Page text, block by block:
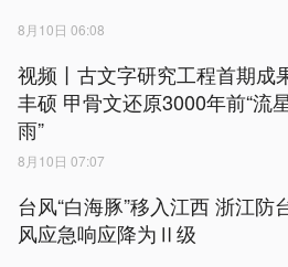
8月10日 06:08
视频丨古文字研究工程首期成
丰硕 甲骨文还原3000年前“流
雨”
8月10日 07:07
台风“白海豚”移入江西 浙江防
风应急响应降为Ⅱ级